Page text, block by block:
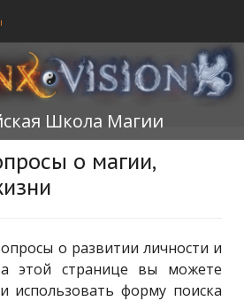
Школа Магии
о магии,
о развитии личности и
этой странице вы можете
использовать форму поиска